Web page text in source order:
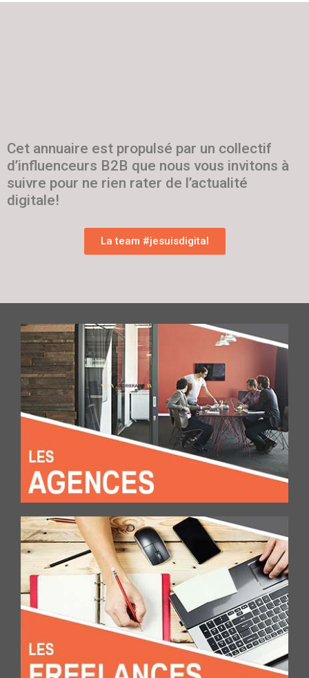
Cet annuaire est propulsé par un collectif
d’influenceurs B2B que nous vous invitons à
suivre pour ne rien rater de l’actualité
digitale!
La team #jesuisdigital